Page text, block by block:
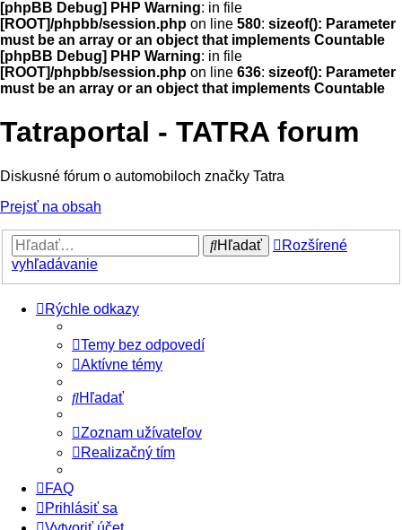
[phpBB Debug] PHP Warning: in file
[ROOT]/phpbb/session.php on line 580: sizeof(): Parameter
must be an array or an object that implements Countable
[phpBB Debug] PHP Warning: in file
[ROOT]/phpbb/session.php on line 636: sizeof(): Parameter
must be an array or an object that implements Countable
Tatraportal - TATRA forum
Diskusné fórum o automobiloch značky Tatra
Prejsť na obsah
Hľadať
Rozšírené
vyhľadávanie
Rýchle odkazy
Temy bez odpovedí
Aktívne témy
Hľadať
Zoznam užívateľov
Realizačný tím
FAQ
Prihlásiť sa